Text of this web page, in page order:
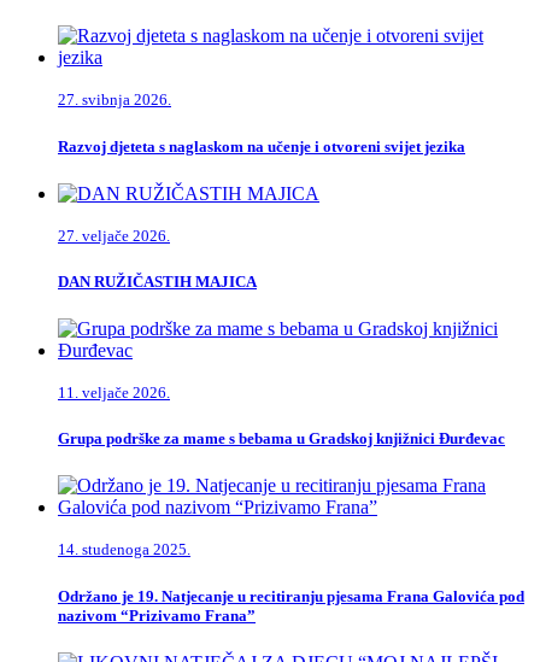
27. svibnja 2026.
Razvoj djeteta s naglaskom na učenje i otvoreni svijet jezika
27. veljače 2026.
DAN RUŽIČASTIH MAJICA
11. veljače 2026.
Grupa podrške za mame s bebama u Gradskoj knjižnici Đurđevac
14. studenoga 2025.
Održano je 19. Natjecanje u recitiranju pjesama Frana Galovića pod
nazivom “Prizivamo Frana”